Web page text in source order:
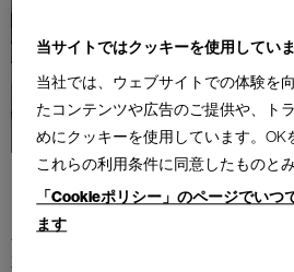
MAGAZINE
SHOPS
CATALOGUES
PROFESSIONAL
キャンペーン期間中に、対象商品をご
差し上げます。
対象商品によってプレゼントが異なり
当サイトではクッキーを使用してい
当社では、ウェブサイトでの体験を
たコンテンツや広告のご提供や、ト
めにクッキーを使用しています。OK
これらの利用条件に同意したものと
「Cookieポリシー」のページでいつ
ます